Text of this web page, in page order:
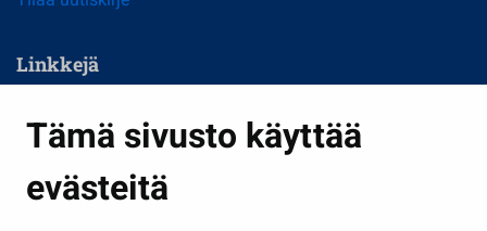
Tämä sivusto käyttää
evästeitä
Linkkejä
Kasvatus ja opetus
Kulttuuri ja liikunta